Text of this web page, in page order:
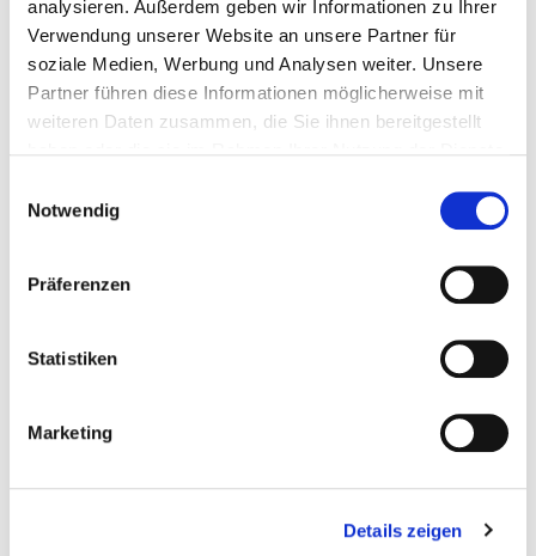
analysieren. Außerdem geben wir Informationen zu Ihrer
Verwendung unserer Website an unsere Partner für
soziale Medien, Werbung und Analysen weiter. Unsere
Partner führen diese Informationen möglicherweise mit
weiteren Daten zusammen, die Sie ihnen bereitgestellt
Notwendig
Präferenzen
Statistiken
Marketing
Details zeigen
Gerätehalter Set 15 tlg. - Gartengeräte...
Geraetehalter
€ 59,95
Auf Lager